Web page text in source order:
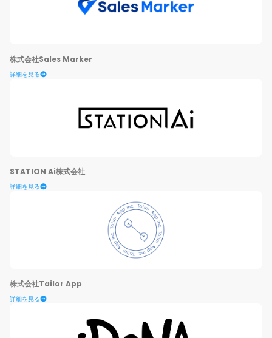
株式会社Sales Marker
詳細を見る
STATION Ai株式会社
詳細を見る
株式会社Tailor App
詳細を見る